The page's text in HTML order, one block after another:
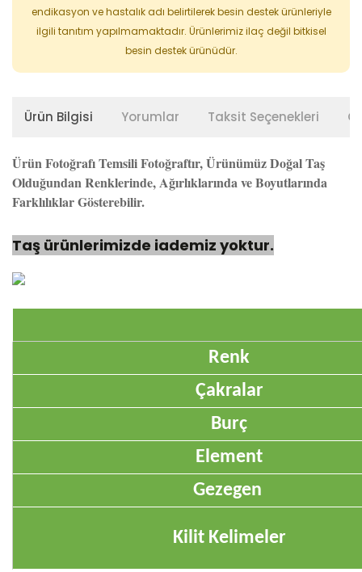
endikasyon ve hastalık adı belirtilerek besin destek ürünleriyle
ilgili tanıtım yapılmamaktadır. Ürünlerimiz ilaç değil bitkisel
besin destek ürünüdür.
Ürün Bilgisi Yorumlar Taksit Seçenekleri
Ürün Fotoğrafı Temsili Fotoğraftır, Ürünümüz Doğal Taş
Olduğundan Renklerinde, Ağırlıklarında ve Boyutlarında
Farklılıklar Gösterebilir.
Taş ürünlerimizde iademiz yoktur.
Renk
Çakralar
Burç
Element
Gezegen
Kilit Kelimeler